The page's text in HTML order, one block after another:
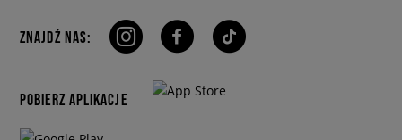
ZNAJDŹ NAS:
POBIERZ APLIKACJE